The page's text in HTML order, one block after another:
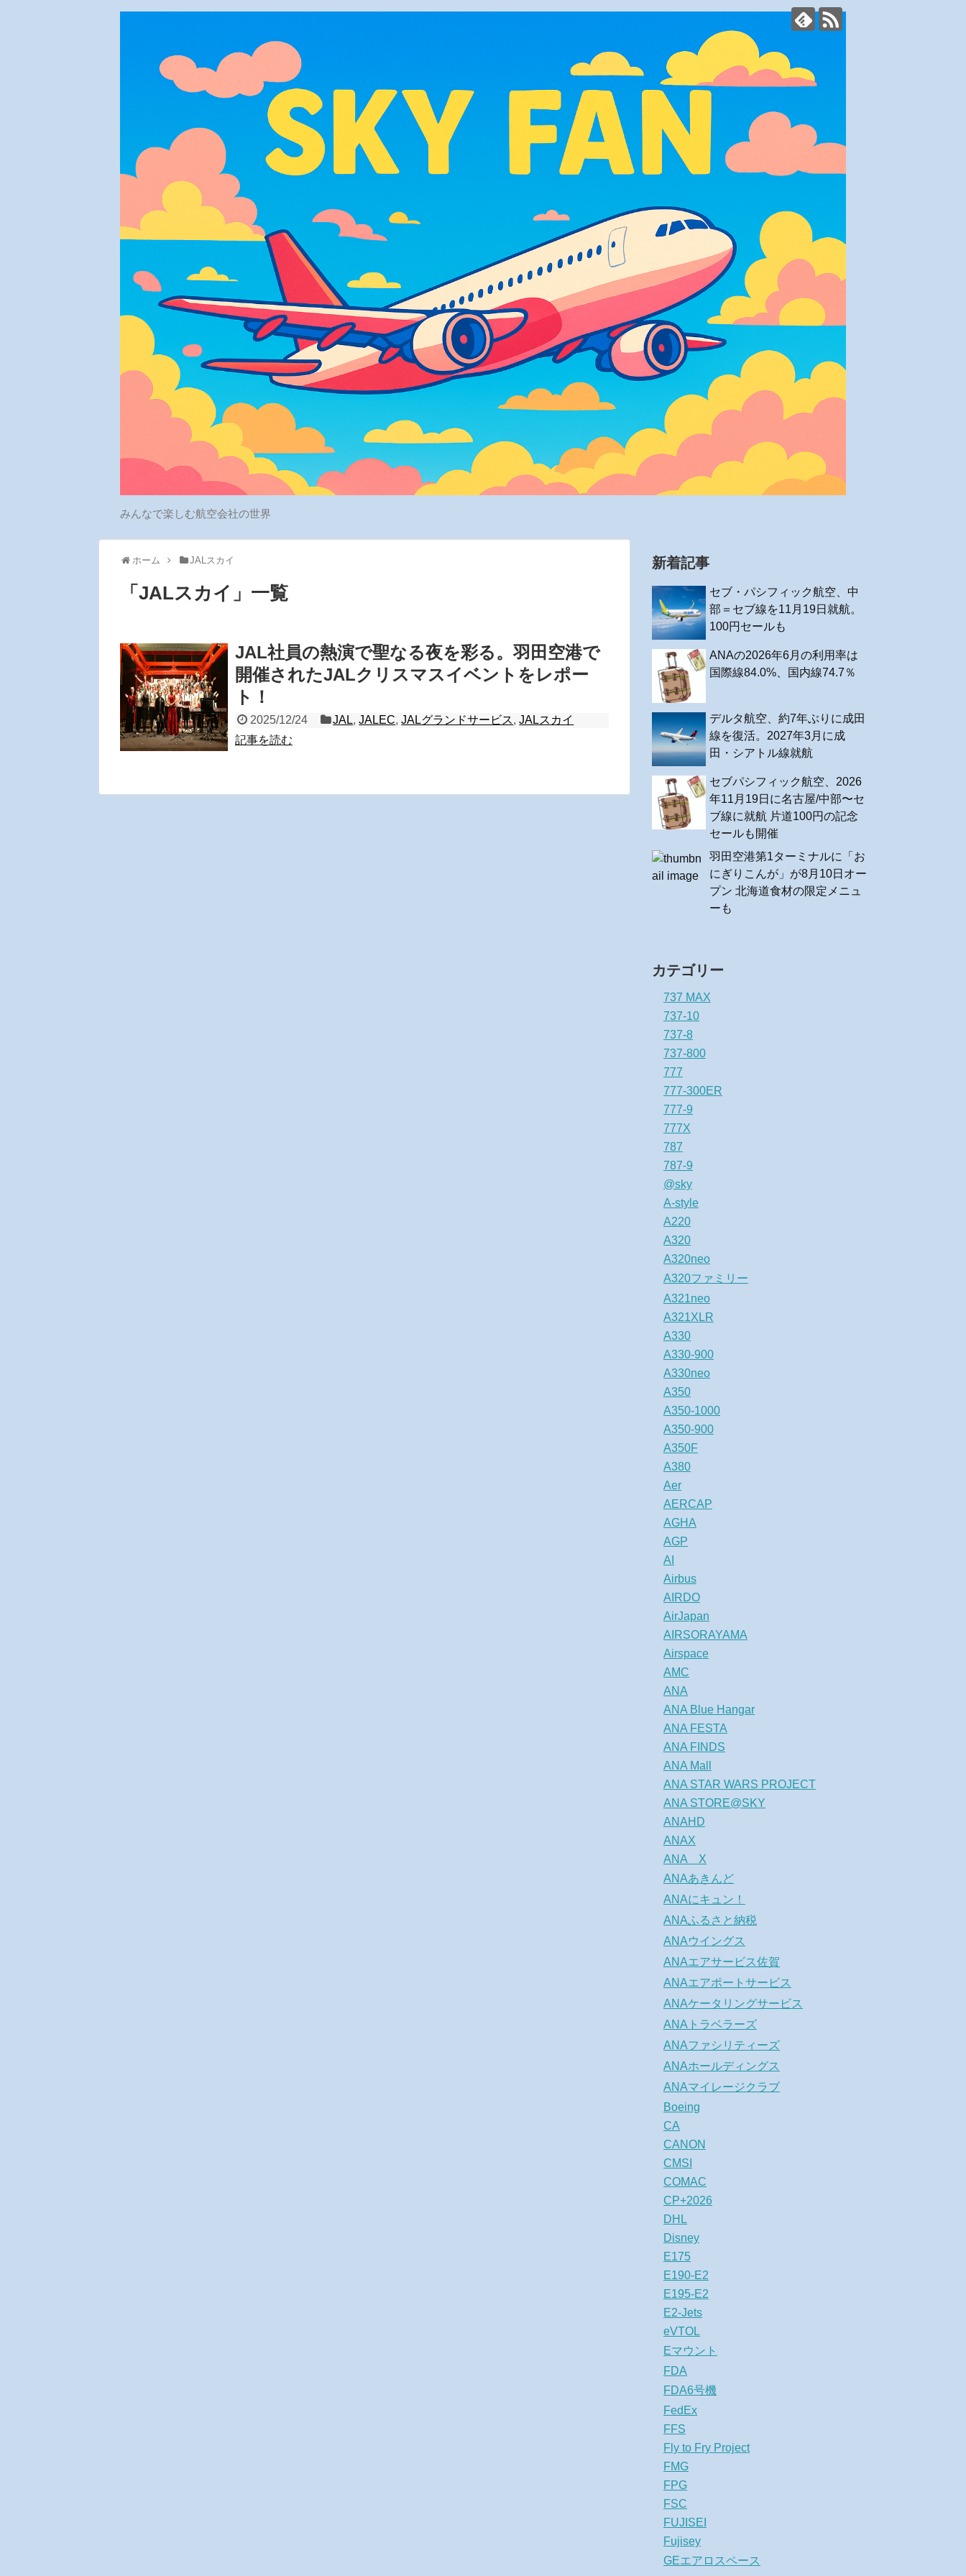
みんなで楽しむ航空会社の世界
ホーム JALスカイ
「 JALスカイ 」 一覧
JAL社員の熱演で聖なる夜を彩る。羽田空港で
開催されたJALクリスマスイベントをレポー
ト！
2025/12/24 JAL,JALEC,JALグランドサービス,JALスカイ
記事を読む
新着記事
セブ・パシフィック航空、中
部＝セブ線を11月19日就航。
100円セールも
ANAの2026年6月の利用率は
国際線84.0%、国内線74.7％
デルタ航空、約7年ぶりに成田
線を復活。2027年3月に成
田・シアトル線就航
セブパシフィック航空、2026
年11月19日に名古屋/中部〜セ
ブ線に就航 片道100円の記念
セールも開催
羽田空港第1ターミナルに「お
にぎりこんが」が8月10日オー
プン 北海道食材の限定メニュ
ーも
カテゴリー
737 MAX
737-10
737-8
737-800
777
777-300ER
777-9
777X
787
787-9
@sky
A-style
A220
A320
A320neo
A320ファミリー
A321neo
A321XLR
A330
A330-900
A330neo
A350
A350-1000
A350-900
A350F
A380
Aer
AERCAP
AGHA
AGP
AI
Airbus
AIRDO
AirJapan
AIRSORAYAMA
Airspace
AMC
ANA
ANA Blue Hangar
ANA FESTA
ANA FINDS
ANA Mall
ANA STAR WARS PROJECT
ANA STORE@SKY
ANAHD
ANAX
ANA X
ANAあきんど
ANAにキュン！
ANAふるさと納税
ANAウイングス
ANAエアサービス佐賀
ANAエアポートサービス
ANAケータリングサービス
ANAトラベラーズ
ANAファシリティーズ
ANAホールディングス
ANAマイレージクラブ
Boeing
CA
CANON
CMSI
COMAC
CP+2026
DHL
Disney
E175
E190-E2
E195-E2
E2-Jets
eVTOL
Eマウント
FDA
FDA6号機
FedEx
FFS
Fly to Fry Project
FMG
FPG
FSC
FUJISEI
Fujisey
GEエアロスペース